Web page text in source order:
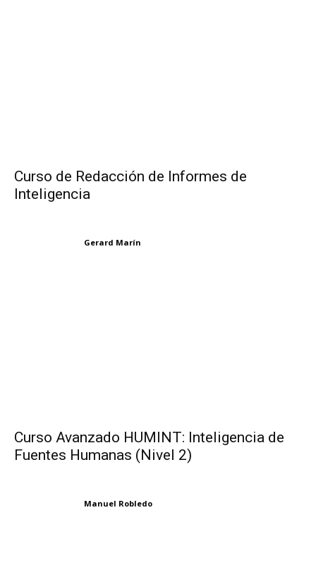
Curso de Redacción de Informes de
Inteligencia
Gerard Marín
Curso Avanzado HUMINT: Inteligencia de
Fuentes Humanas (Nivel 2)
Manuel Robledo